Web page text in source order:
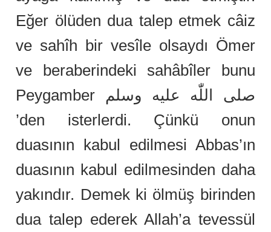
Eğer ölüden dua talep etmek câiz
ve sahîh bir vesîle olsaydı Ömer
ve beraberindeki sahâbîler bunu
Peygamber صلى اللّٰه عليه وسلم
’den isterlerdi. Çünkü onun
duasının kabul edilmesi Abbas’ın
duasının kabul edilmesinden daha
yakındır. Demek ki ölmüş birinden
dua talep ederek Allah’a tevessül